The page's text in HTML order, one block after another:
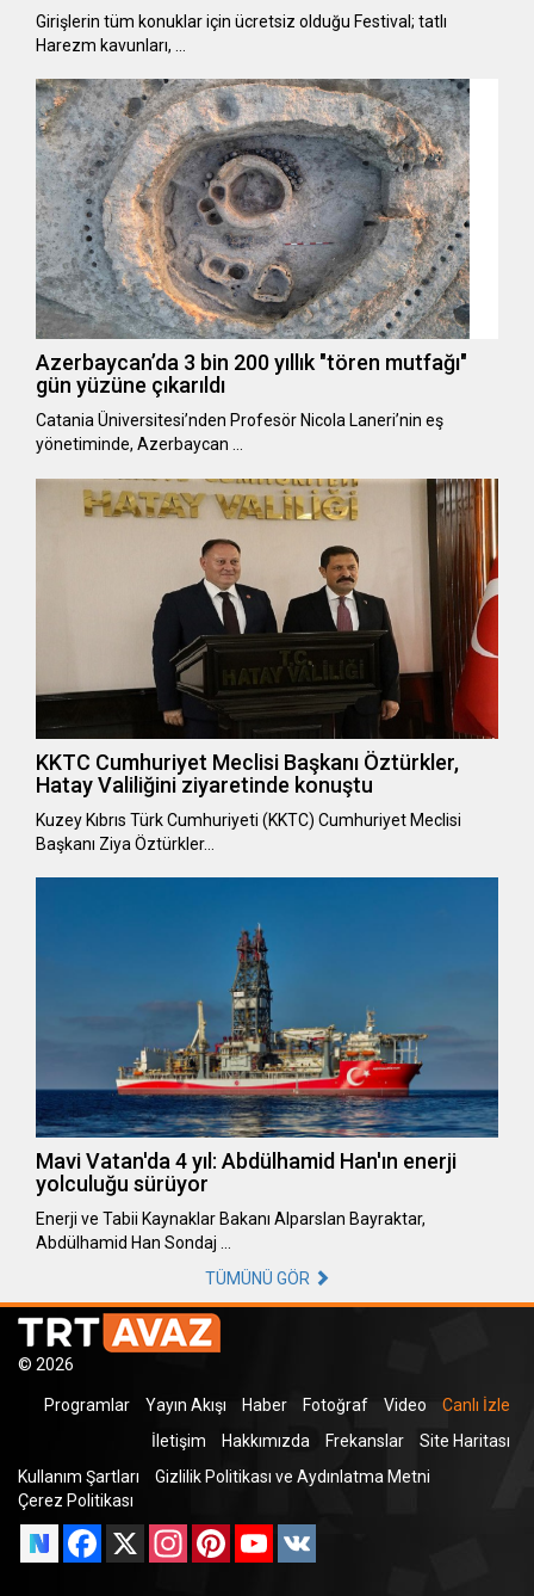
Girişlerin tüm konuklar için ücretsiz olduğu Festival; tatlı
Harezm kavunları, …
Azerbaycan’da 3 bin 200 yıllık "tören mutfağı"
gün yüzüne çıkarıldı
Catania Üniversitesi’nden Profesör Nicola Laneri’nin eş
yönetiminde, Azerbaycan …
KKTC Cumhuriyet Meclisi Başkanı Öztürkler,
Hatay Valiliğini ziyaretinde konuştu
Kuzey Kıbrıs Türk Cumhuriyeti (KKTC) Cumhuriyet Meclisi
Başkanı Ziya Öztürkler…
Mavi Vatan'da 4 yıl: Abdülhamid Han'ın enerji
yolculuğu sürüyor
Enerji ve Tabii Kaynaklar Bakanı Alparslan Bayraktar,
Abdülhamid Han Sondaj …
TÜMÜNÜ GÖR
© 2026
Programlar Yayın Akışı Haber Fotoğraf Video
Canlı İzle
İletişim
Hakkımızda Frekanslar
Site Haritası
Kullanım Şartları
Gizlilik Politikası ve Aydınlatma Metni
Çerez Politikası
Facebook
X InstagramPinterestYouTube